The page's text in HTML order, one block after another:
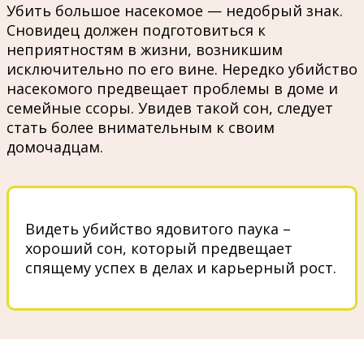
Убить большое насекомое — недобрый знак.
Сновидец должен подготовиться к
неприятностям в жизни, возникшим
исключительно по его вине. Нередко убийство
насекомого предвещает проблемы в доме и
семейные ссоры. Увидев такой сон, следует
стать более внимательным к своим
домочадцам.
Видеть убийство ядовитого паука –
хороший сон, который предвещает
спящему успех в делах и карьерный рост.